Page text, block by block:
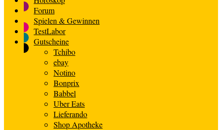
Forum
Spielen & Gewinnen
TestLabor
Gutscheine
Tchibo
ebay
Notino
Bonprix
Babbel
Uber Eats
Lieferando
Shop Apotheke